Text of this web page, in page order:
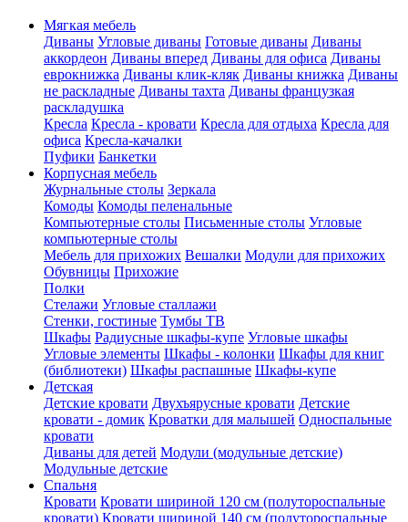
Мягкая мебель
Диваны Угловые диваны Готовые диваны Диваны
аккордеон Диваны вперед Диваны для офиса Диваны
еврокнижка Диваны клик-кляк Диваны книжка Диваны
не раскладные Диваны тахта Диваны французкая
раскладушка
Кресла Кресла - кровати Кресла для отдыха Кресла для
офиса Кресла-качалки
Пуфики Банкетки
Корпусная мебель
Журнальные столы Зеркала
Комоды Комоды пеленальные
Компьютерные столы Письменные столы Угловые
компьютерные столы
Мебель для прихожих Вешалки Модули для прихожих
Обувницы Прихожие
Полки
Стелажи Угловые сталлажи
Стенки, гостиные Тумбы ТВ
Шкафы Радиусные шкафы-купе Угловые шкафы
Угловые элементы Шкафы - колонки Шкафы для книг
(библиотеки) Шкафы распашные Шкафы-купе
Детская
Детские кровати Двухъярусные кровати Детские
кровати - домик Кроватки для малышей Односпальные
кровати
Диваны для детей Модули (модульные детские)
Модульные детские
Спальня
Кровати Кровати шириной 120 см (полутороспальные
кровати) Кровати шириной 140 см (полутороспальные